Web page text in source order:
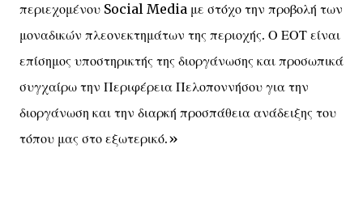
περιεχομένου Social Media με στόχο την προβολή των
μοναδικών πλεονεκτημάτων της περιοχής. Ο ΕΟΤ είναι
επίσημος υποστηρικτής της διοργάνωσης και προσωπικά
συγχαίρω την Περιφέρεια Πελοποννήσου για την
διοργάνωση και την διαρκή προσπάθεια ανάδειξης του
τόπου μας στο εξωτερικό.»